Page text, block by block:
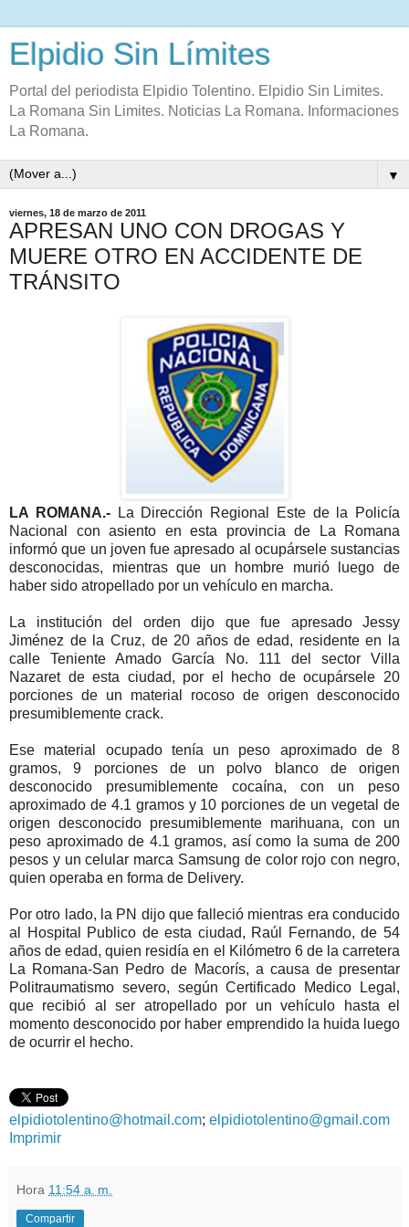
Elpidio Sin Límites
Portal del periodista Elpidio Tolentino. Elpidio Sin Limites.
La Romana Sin Limites. Noticias La Romana. Informaciones
La Romana.
▼
viernes, 18 de marzo de 2011
APRESAN UNO CON DROGAS Y
MUERE OTRO EN ACCIDENTE DE
TRÁNSITO
LA ROMANA.-La Dirección Regional Este de la Policía
Nacional con asiento en esta provincia de La Romana
informó que un joven fue apresado al ocupársele sustancias
desconocidas, mientras que un hombre murió luego de
haber sido atropellado por un vehículo en marcha.
La institución del orden dijo que fue apresado Jessy
Jiménez de la Cruz, de 20 años de edad, residente en la
calle Teniente Amado García No. 111 del sector Villa
Nazaret de esta ciudad, por el hecho de ocupársele 20
porciones de un material rocoso de origen desconocido
presumiblemente crack.
Ese material ocupado tenía un peso aproximado de 8
gramos, 9 porciones de un polvo blanco de origen
desconocido presumiblemente cocaína, con un peso
aproximado de 4.1 gramos y 10 porciones de un vegetal de
origen desconocido presumiblemente marihuana, con un
peso aproximado de 4.1 gramos, así como la suma de 200
pesos y un celular marca Samsung de color rojo con negro,
quien operaba en forma de Delivery.
Por otro lado, la PN dijo que falleció mientras era conducido
al Hospital Publico de esta ciudad, Raúl Fernando, de 54
años de edad, quien residía en el Kilómetro 6 de la carretera
La Romana-San Pedro de Macorís, a causa de presentar
Politraumatismo severo, según Certificado Medico Legal,
que recibió al ser atropellado por un vehículo hasta el
momento desconocido por haber emprendido la huida luego
de ocurrir el hecho.
elpidiotolentino@hotmail.com; elpidiotolentino@gmail.com
Imprimir
Hora 11:54 a. m.
Compartir